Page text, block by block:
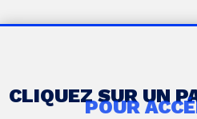
CLIQUEZ SUR UN
POUR